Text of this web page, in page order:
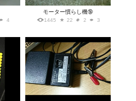
4
モーター慣らし機🔞
1445 22 2 3